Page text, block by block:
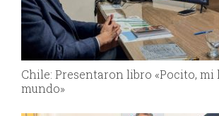
Chile: Presentaron libro «Pocito, mi
mundo»